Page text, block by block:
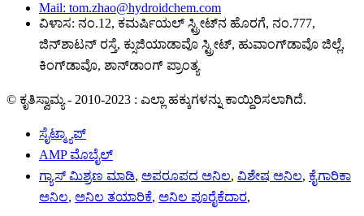
Mail: tom.zhao@hydroidchem.com
ವಿಳಾಸ: ನಂ.12, ಕಮರ್ಷಿಯಲ್ ಸ್ಟ್ರೀಟ್‌ನ ಹೊರಗೆ, ನಂ.777,
ಜಿನ್‌ಶಾಟನ್ ರಸ್ತೆ, ಕ್ಸುಜಿಯಾಡಾವೊ ಸ್ಟ್ರೀಟ್, ಹುವಾಂಗ್‌ಡಾವೊ ಜಿಲ್ಲೆ,
ಕಿಂಗ್‌ಡಾವೊ, ಶಾನ್‌ಡಾಂಗ್ ಪ್ರಾಂತ್ಯ
© ಕೃತಿಸ್ವಾಮ್ಯ - 2010-2023 : ಎಲ್ಲಾ ಹಕ್ಕುಗಳನ್ನು ಕಾಯ್ದಿರಿಸಲಾಗಿದೆ.
ಸೈಟ್ಮ್ಯಾಪ್
AMP ಮೊಬೈಲ್
ಗ್ಯಾಸ್ ಮಿಶ್ರಣ ಮಾಡಿ, ಅಪರೂಪದ ಅನಿಲ, ವಿಶೇಷ ಅನಿಲ, ಕೈಗಾರಿಕಾ
ಅನಿಲ, ಅನಿಲ ತಯಾರಿಕೆ, ಅನಿಲ ಪೂರೈಕೆದಾರ,